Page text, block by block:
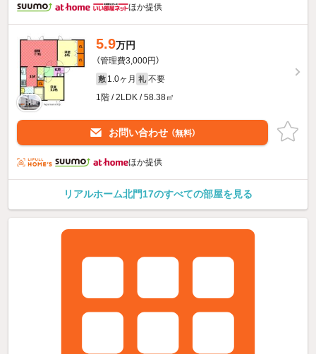
ほか提供
5.9万円
（管理費3,000円）
敷 1.0ヶ月 礼 不要
1階 / 2LDK / 58.38㎡
お問い合わせ （無料）
ほか提供
リアルホーム北門17のすべての部屋を見る